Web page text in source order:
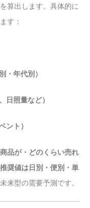
算出します。具体的に
す：
・年代別）
日照量など）
ント）
商品が・どのくらい売れ
奨値は日別・便別・単
来型の需要予測です。